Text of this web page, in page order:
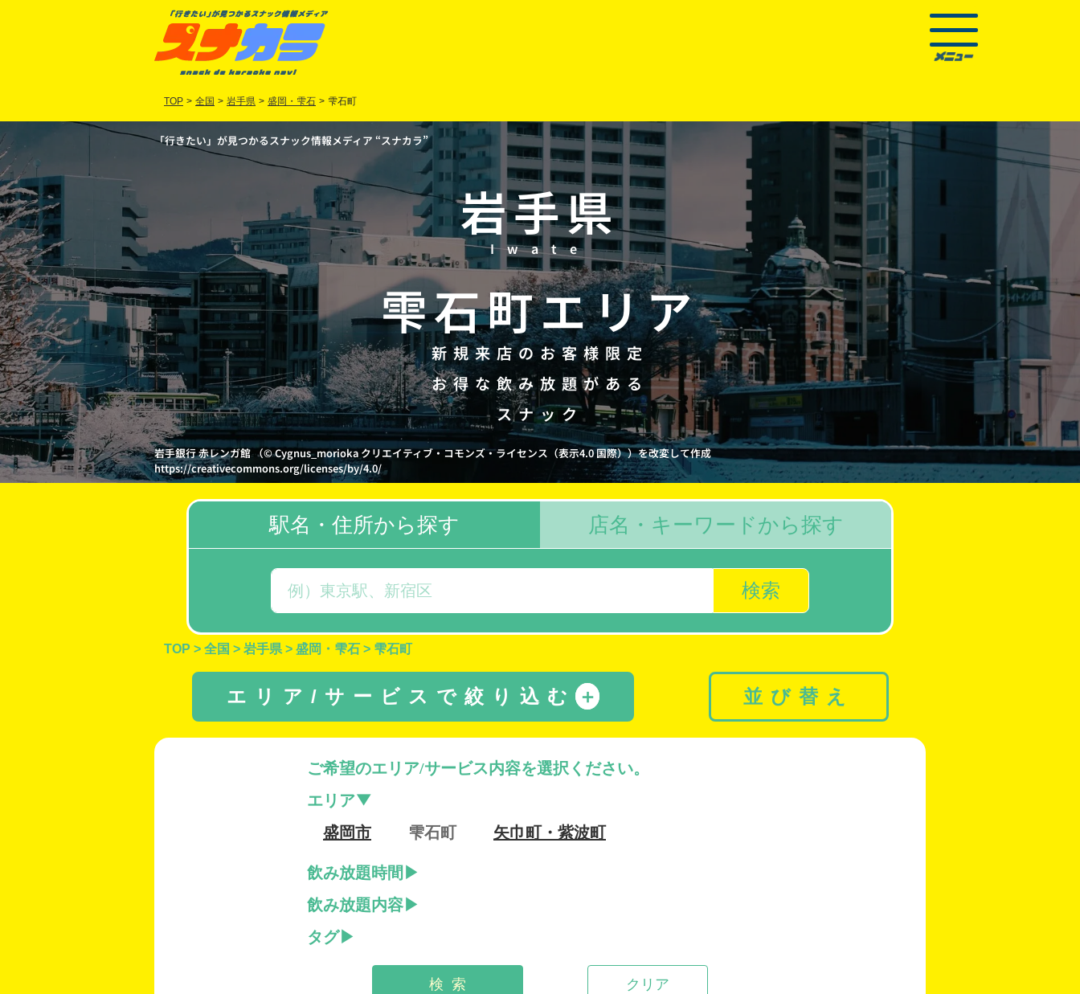
TOP > 全国 > 岩手県 > 盛岡・雫石 > 雫石町
「行きたい」が見つかるスナック情報メディア “スナカラ”
岩手県
Iwate
雫石町エリア
新規来店のお客様限定
お得な飲み放題がある
スナック
岩手銀行 赤レンガ館 （© Cygnus_morioka クリエイティブ・コモンズ・ライセンス（表示4.0 国際））を改変して作成
https://creativecommons.org/licenses/by/4.0/
駅名・住所から探す
検索
店名・キーワードから探す
TOP > 全国 > 岩手県 > 盛岡・雫石 > 雫石町
エリア/サービスで絞り込む ＋
ご希望のエリア/サービス内容を選択ください。
エリア
盛岡市
雫石町 矢巾町・紫波町
飲み放題時間
飲み放題内容
タグ
クリア
検 索
並び替え